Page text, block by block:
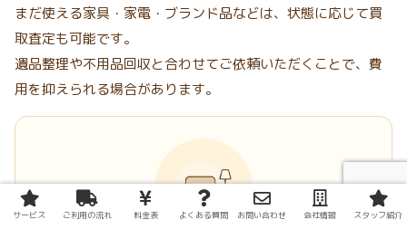
まだ使える家具・家電・ブランド品などは、状態に応じて買
取査定も可能です。
遺品整理や不用品回収と合わせてご依頼いただくことで、費
用を抑えられる場合があります。
サービス ご利用の流れ 料金表 よくある質問 お問い合わせ 会社情報 スタッフ紹介